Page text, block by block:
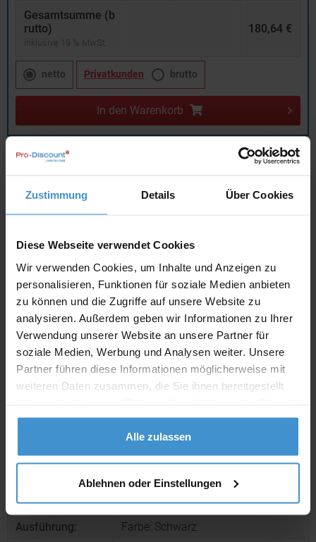
Zustimmung Details Über Cookies
Diese Webseite verwendet Cookies
Wir verwenden Cookies, um Inhalte und Anzeigen zu
personalisieren, Funktionen für soziale Medien anbieten
zu können und die Zugriffe auf unsere Website zu
analysieren. Außerdem geben wir Informationen zu Ihrer
Verwendung unserer Website an unsere Partner für
soziale Medien, Werbung und Analysen weiter. Unsere
Partner führen diese Informationen möglicherweise mit
weiteren Daten zusammen, die Sie ihnen bereitgestellt
gesammelt haben.
Alle zulassen
Ablehnen oder Einstellungen
Gesamtsumme (b
rutto)
inklusive 19 % MwSt.
180,64 €
netto Privatkunden brutto
In den Warenkorb
Individuelle Anfrage
Lieferzeiten
Artikel mit Werbeanbringung: ca. 10 Werktage
Muster mit Ihrer
Werbeanbringung zur Freigabe
der Produktion:
ca. 10 Werktage
Artikel ohne Werbeanbringung: ca. 3 - 5 Werktage
ca. 3 - 5 Werktage
Muster bestellen
Produktinformationen zu diesem Werbeartikel
Artikelnummer:
CPO12641790
Artikelname:
Squeeky Handreinigung
Ausführung:
Farbe: Schwarz